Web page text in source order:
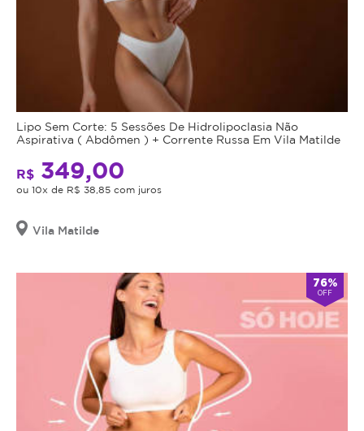
Lipo Sem Corte: 5 Sessões De Hidrolipoclasia Não
Aspirativa ( Abdômen ) + Corrente Russa Em Vila Matilde
R$ 349,00
ou 10x de R$ 38,85 com juros
Vila Matilde
76%
OFF